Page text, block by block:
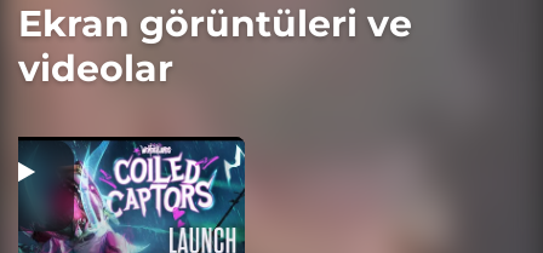
Ekran görüntüleri ve
videolar